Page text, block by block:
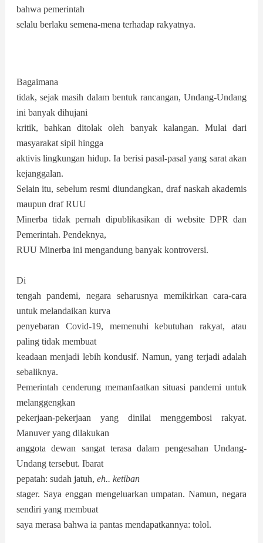
bahwa pemerintah
selalu berlaku semena-mena terhadap rakyatnya.
Bagaimana
tidak, sejak masih dalam bentuk rancangan, Undang-Undang
ini banyak dihujani
kritik, bahkan ditolak oleh banyak kalangan. Mulai dari
masyarakat sipil hingga
aktivis lingkungan hidup. Ia berisi pasal-pasal yang sarat akan
kejanggalan.
Selain itu, sebelum resmi diundangkan, draf naskah akademis
maupun draf RUU
Minerba tidak pernah dipublikasikan di website DPR dan
Pemerintah. Pendeknya,
RUU Minerba ini mengandung banyak kontroversi.
Di
tengah pandemi, negara seharusnya memikirkan cara-cara
untuk melandaikan kurva
penyebaran Covid-19, memenuhi kebutuhan rakyat, atau
paling tidak membuat
keadaan menjadi lebih kondusif. Namun, yang terjadi adalah
sebaliknya.
Pemerintah cenderung memanfaatkan situasi pandemi untuk
melanggengkan
pekerjaan-pekerjaan yang dinilai menggembosi rakyat.
Manuver yang dilakukan
anggota dewan sangat terasa dalam pengesahan Undang-
Undang tersebut. Ibarat
pepatah: sudah jatuh, eh.. ketiban
stager. Saya enggan mengeluarkan umpatan. Namun, negara
sendiri yang membuat
saya merasa bahwa ia pantas mendapatkannya: tolol.